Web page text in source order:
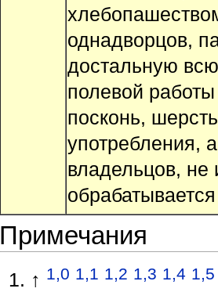
однадворцов,
достальную
полевой
посконь,
употребления,
владельцов,
Примечания
↑ 1,0 1,1 1,2 1,3 1,4 1,5